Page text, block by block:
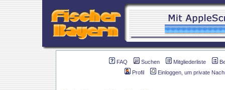
FAQ Suchen Mitgliederliste
Profil
Einloggen, um private